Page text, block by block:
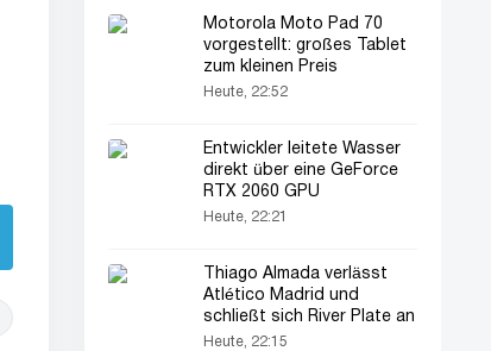
Motorola Moto Pad 70
vorgestellt: großes Tablet
zum kleinen Preis
Heute, 22:52
Entwickler leitete Wasser
direkt über eine GeForce
RTX 2060 GPU
Heute, 22:21
Thiago Almada verlässt
Atlético Madrid und
schließt sich River Plate an
Heute, 22:15